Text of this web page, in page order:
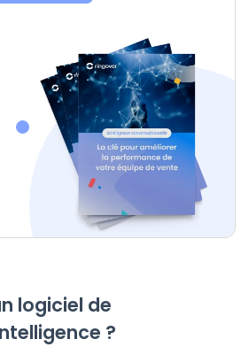
logiciel de
?